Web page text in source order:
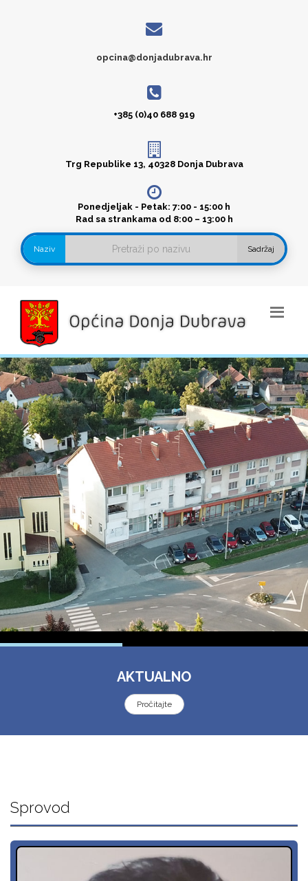
opcina@donjadubrava.hr
+385 (0)40 688 919
Trg Republike 13, 40328 Donja Dubrava
Ponedjeljak - Petak: 7:00 - 15:00 h
Rad sa strankama od 8:00 – 13:00 h
Naziv Sadržaj
AKTUALNO
Pročitajte
Sprovod